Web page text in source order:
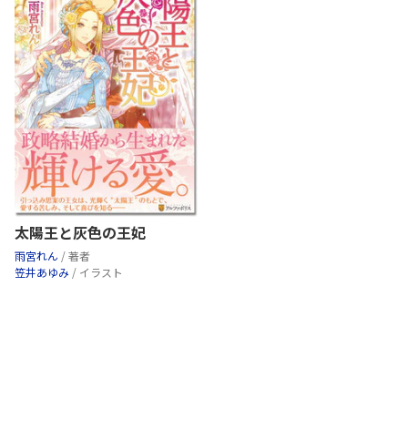
太陽王と灰色の王妃
雨宮れん / 著者
笠井あゆみ / イラスト